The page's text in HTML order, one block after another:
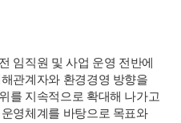
임직원 및 사업 운영 전반에
관계자와 환경경영 방향을
를 지속적으로 확대해 나가고
영체계를 바탕으로 목표와